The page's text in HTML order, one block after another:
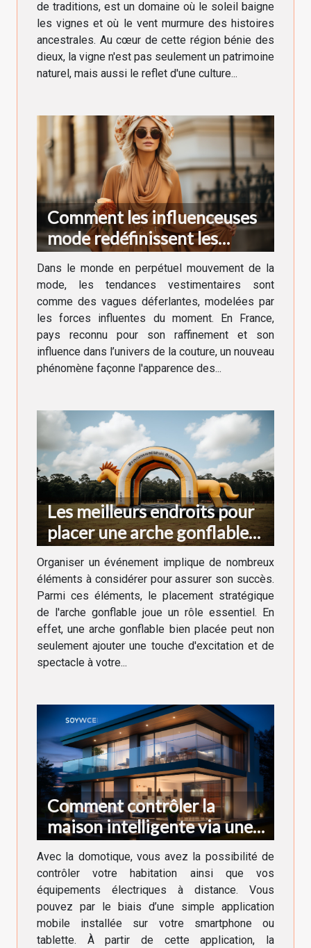
de traditions, est un domaine où le soleil baigne
les vignes et où le vent murmure des histoires
ancestrales. Au cœur de cette région bénie des
dieux, la vigne n'est pas seulement un patrimoine
naturel, mais aussi le reflet d'une culture...
Comment les influenceuses
mode redéfinissent les
tendances vestimentaires en
France
Dans le monde en perpétuel mouvement de la
mode, les tendances vestimentaires sont
comme des vagues déferlantes, modelées par
les forces influentes du moment. En France,
pays reconnu pour son raffinement et son
influence dans l’univers de la couture, un nouveau
phénomène façonne l'apparence des...
Les meilleurs endroits pour
placer une arche gonflable
lors d'un événement
Organiser un événement implique de nombreux
éléments à considérer pour assurer son succès.
Parmi ces éléments, le placement stratégique
de l'arche gonflable joue un rôle essentiel. En
effet, une arche gonflable bien placée peut non
seulement ajouter une touche d'excitation et de
spectacle à votre...
Comment contrôler la
maison intelligente via une
application ?
Avec la domotique, vous avez la possibilité de
contrôler votre habitation ainsi que vos
équipements électriques à distance. Vous
pouvez par le biais d’une simple application
mobile installée sur votre smartphone ou
tablette. À partir de cette application, la